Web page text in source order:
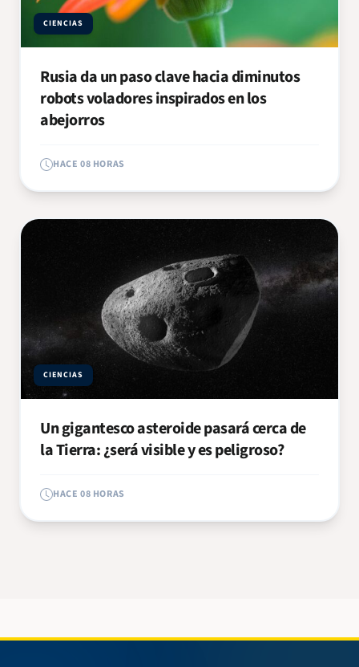
CIENCIAS
Rusia da un paso clave hacia diminutos
robots voladores inspirados en los
abejorros
HACE 08 HORAS
CIENCIAS
Un gigantesco asteroide pasará cerca de
la Tierra: ¿será visible y es peligroso?
HACE 08 HORAS